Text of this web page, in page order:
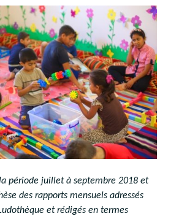
période juillet à septembre 2018 et
des rapports mensuels adressés
et rédigés en termes